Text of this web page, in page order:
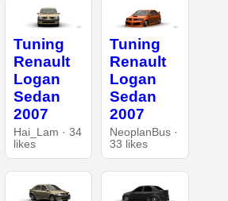
Tuning
Renault
Logan
Sedan
2007
Hai_Lam · 34
likes
Tuning
Renault
Logan
Sedan
2007
NeoplanBus ·
33 likes